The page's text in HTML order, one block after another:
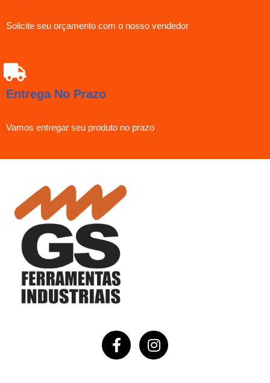
Solicite seu orçamento com o nosso vendedor
Entrega No Prazo
Vamos entregar seu produto no prazo